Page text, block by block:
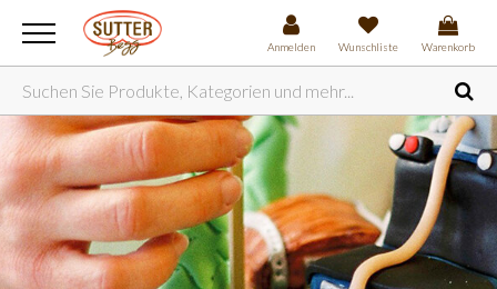
Anmelden Wunschliste Warenkorb